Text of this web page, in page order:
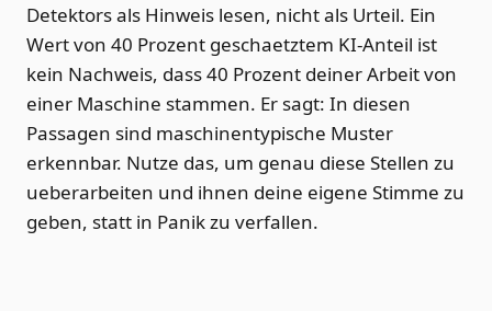
Detektors als Hinweis lesen, nicht als Urteil. Ein
Wert von 40 Prozent geschaetztem KI-Anteil ist
kein Nachweis, dass 40 Prozent deiner Arbeit von
einer Maschine stammen. Er sagt: In diesen
Passagen sind maschinentypische Muster
erkennbar. Nutze das, um genau diese Stellen zu
ueberarbeiten und ihnen deine eigene Stimme zu
geben, statt in Panik zu verfallen.